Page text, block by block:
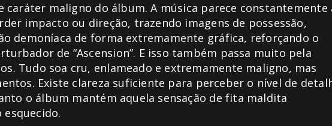
caráter maligno do álbum. A música parece constantemente
impacto ou direção, trazendo imagens de possessão,
demoníaca de forma extremamente gráfica, reforçando o
de “Ascension”. E isso também passa muito pela
Tudo soa cru, enlameado e extremamente maligno, mas
Existe clareza suficiente para perceber o nível de
o álbum mantém aquela sensação de fita maldita